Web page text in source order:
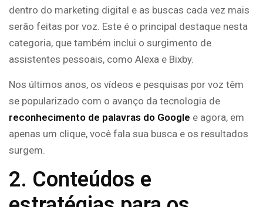
dentro do marketing digital e as buscas cada vez mais
serão feitas por voz. Este é o principal destaque nesta
categoria, que também inclui o surgimento de
assistentes pessoais, como Alexa e Bixby.
Nos últimos anos, os vídeos e pesquisas por voz têm
se popularizado com o avanço da tecnologia de
reconhecimento de palavras do Google e agora, em
apenas um clique, você fala sua busca e os resultados
surgem.
2. Conteúdos e